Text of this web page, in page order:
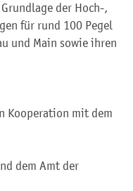
der Hoch-,
für rund 100 Pegel
und Main sowie ihren
Kooperation mit dem
dem Amt der